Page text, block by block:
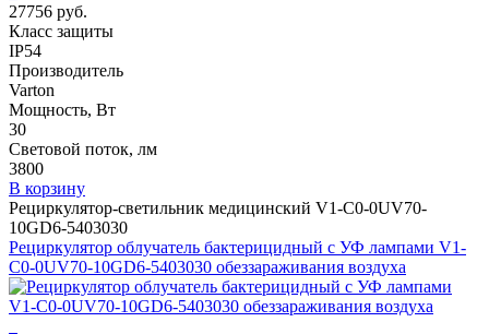
27756 руб.
Класс защиты
IP54
Производитель
Varton
Мощность, Вт
30
Световой поток, лм
3800
В корзину
Рециркулятор-светильник медицинский V1-C0-0UV70-
10GD6-5403030
Рециркулятор облучатель бактерицидный с УФ лампами V1-
C0-0UV70-10GD6-5403030 обеззараживания воздуха